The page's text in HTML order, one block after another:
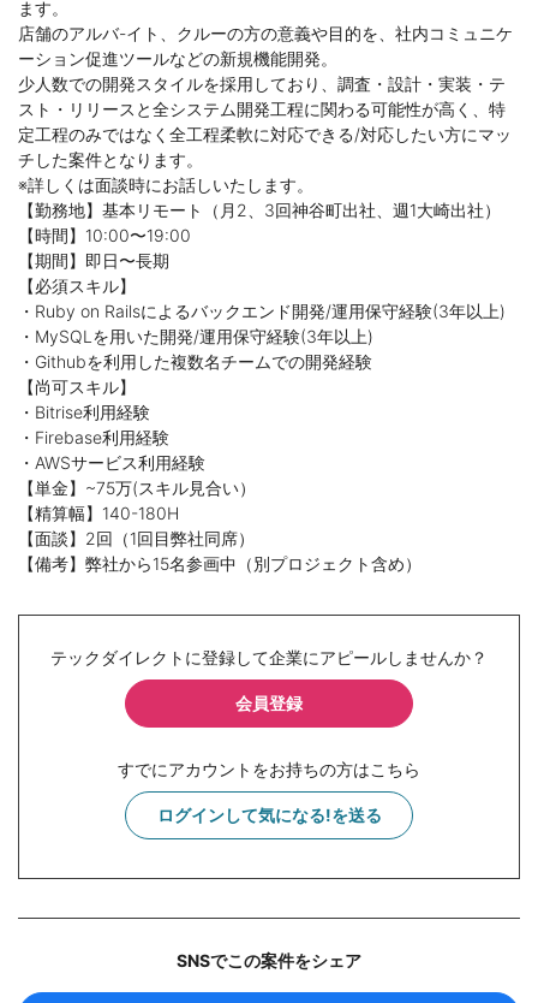
ます。
店舗のアルバ-イト、クルーの方の意義や目的を、社内コミュニケ
ーション促進ツールなどの新規機能開発。
少人数での開発スタイルを採用しており、調査・設計・実装・テ
スト・リリースと全システム開発工程に関わる可能性が高く、特
定工程のみではなく全工程柔軟に対応できる/対応したい方にマッ
チした案件となります。
※詳しくは面談時にお話しいたします。
【勤務地】基本リモート（月2、3回神谷町出社、週1大崎出社）
【時間】10:00〜19:00
【期間】即日〜長期
【必須スキル】
・Ruby on Railsによるバックエンド開発/運用保守経験(3年以上)
・MySQLを用いた開発/運用保守経験(3年以上)
・Githubを利用した複数名チームでの開発経験
【尚可スキル】
・Bitrise利用経験
・Firebase利用経験
・AWSサービス利用経験
【単金】~75万(スキル見合い）
【精算幅】140-180H
【面談】2回（1回目弊社同席）
【備考】弊社から15名参画中（別プロジェクト含め）
テックダイレクトに登録して企業にアピールしませんか？
会員登録
すでにアカウントをお持ちの方はこちら
ログインして気になる!を送る
SNSでこの案件をシェア